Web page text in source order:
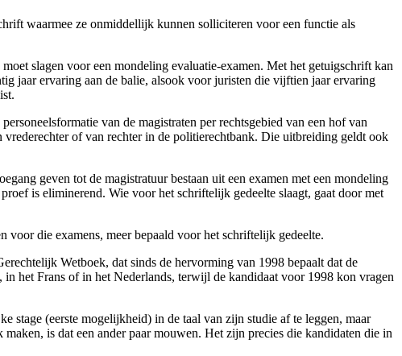
waarmee ze onmiddellijk kunnen solliciteren voor een functie als
slagen voor een mondeling evaluatie-examen. Met het getuigschrift kan
jaar ervaring aan de balie, alsook voor juristen die vijftien jaar ervaring
van de magistraten per rechtsgebied van een hof van
of van rechter in de politierechtbank. Die uitbreiding geldt ook
geven tot de magistratuur bestaan uit een examen met een mondeling
is eliminerend. Wie voor het schriftelijk gedeelte slaagt, gaat door met
voor die examens, meer bepaald voor het schriftelijk gedeelte.
Wetboek, dat sinds de hervorming van 1998 bepaalt dat de
het Frans of in het Nederlands, terwijl de kandidaat voor 1998 kon vragen
stage (eerste mogelijkheid) in de taal van zijn studie af te leggen, maar
is dat een ander paar mouwen. Het zijn precies die kandidaten die in